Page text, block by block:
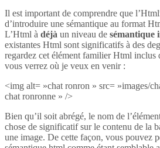
Il est important de comprendre que
d’introduire une sémantique au format
L’Html à déjà un niveau de sémantique
existantes Html sont significatifs à des
regardez cet élément familier Html inclus
vous verrez où je veux en venir :
<img alt= »chat ronron » src= »images/
chat ronronne » />
Bien qu’il soit abrégé, le nom de
chose de significatif sur le contenu de la
une image. De cette façon, vous pouvez